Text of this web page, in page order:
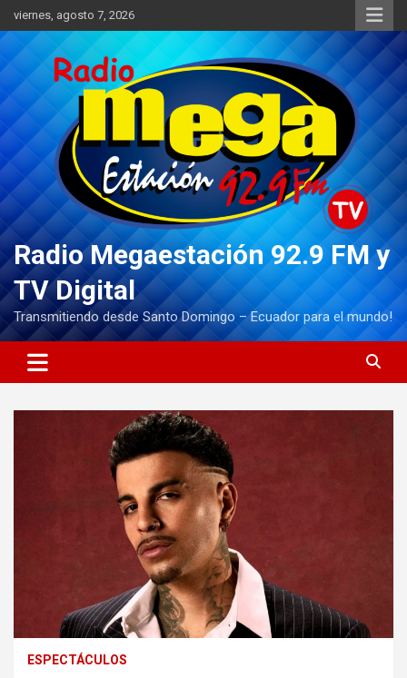
Saltar
al
contenido
viernes, agosto 7, 2026
Radio Megaestación 92.9 FM y
TV Digital
Transmitiendo desde Santo Domingo – Ecuador para el mundo!
ESPECTÁCULOS